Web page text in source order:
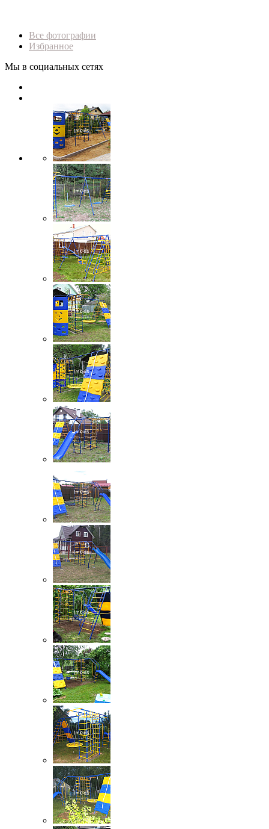
Все фотографии
Избранное
Мы в социальных сетях